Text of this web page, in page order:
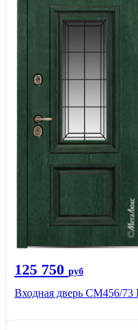
125 750 руб
Входная дверь СМ456/73